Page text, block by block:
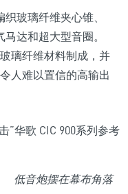
玻璃纤维夹心锥、
达和超大型音圈。
璃纤维材料制成，并
人难以置信的高输出
低音炮摆在幕布角落